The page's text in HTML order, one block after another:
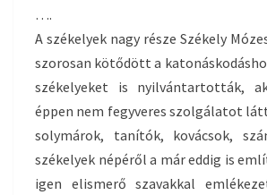
….
A székelyek nagy része Székely
szorosan kötődött a
székelyeket is nyilvántartották,
éppen nem fegyveres szolgálatot
solymárok, tanítók, kovácsok,
székelyek népéről a már eddig is
igen elismerő szavakkal